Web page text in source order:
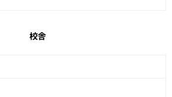
校舎